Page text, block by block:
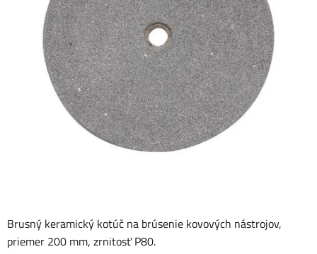
Brusný keramický kotúč na brúsenie kovových nástrojov,
priemer 200 mm, zrnitosť P80.